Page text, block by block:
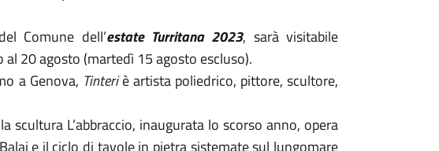
Comune dell’estate Turritana 2023, sarà visitabile
20 agosto (martedì 15 agosto escluso).
a Genova, Tinteriè artista poliedrico, pittore, scultore,
scultura L’abbraccio, inaugurata lo scorso anno, opera